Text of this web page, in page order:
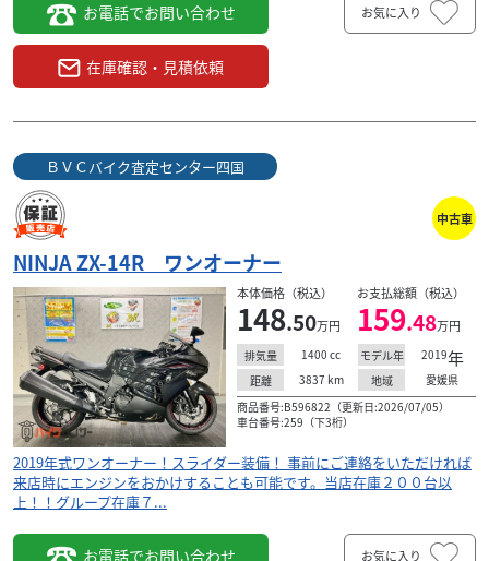
カワサキ
Ninja1000
本体価格: 77 .00万円（税込）
２０１４年式Ｎｉｎｊａ１０００ＡＢＳワンオーナー！ス
ライダー装備！トラコン搭載モデル！ 事前にご連絡をいた
だければ来店時にエンジンをおかけすることも...
お電話でお問い合わせ
在庫確認・見積依頼
お気に入り
ＢＶＣバイク査定センター四国
中古車
NINJA ZX-14R ワンオーナー
本体価格（税込）
148.50万円
お支払総額（税込）
159.48万円
排気量 1400 cc モデル年 2019年
距離 3837 km 地域
愛媛県
商品番号:B596822（更新日:2026/07/05）
車台番号:259（下3桁）
2019年式ワンオーナー！スライダー装備！ 事前にご連絡をいただければ
来店時にエンジンをおかけすることも可能です。当店在庫２００台以
上！！グループ在庫７...
お電話でお問い合わせ お気に入り